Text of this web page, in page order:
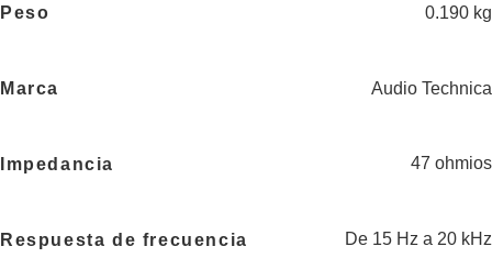
Peso 0.190 kg
Marca Audio Technica
Impedancia 47 ohmios
Respuesta de frecuencia De 15 Hz a 20 kHz